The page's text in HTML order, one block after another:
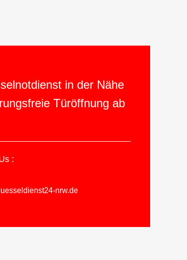
in der Nähe
Türöffnung ab
:
nrw.de